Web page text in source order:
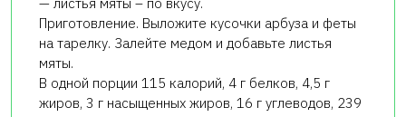
— листья мяты – по вкусу.
Приготовление. Выложите кусочки арбуза и феты
на тарелку. Залейте медом и добавьте листья
мяты.
В одной порции 115 калорий, 4 г белков, 4,5 г
жиров, 3 г насыщенных жиров, 16 г углеводов, 239